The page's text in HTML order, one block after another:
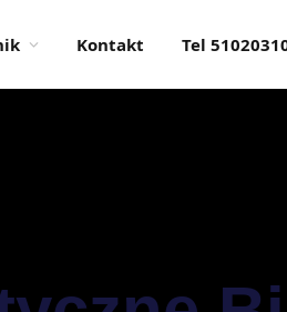
Kontakt Tel